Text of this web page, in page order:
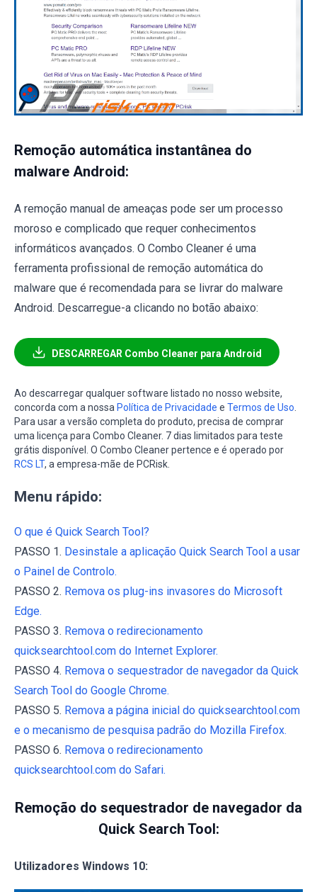
Remoção automática instantânea do
malware Android:
A remoção manual de ameaças pode ser um processo
moroso e complicado que requer conhecimentos
informáticos avançados. O Combo Cleaner é uma
ferramenta profissional de remoção automática do
malware que é recomendada para se livrar do malware
Android. Descarregue-a clicando no botão abaixo:
DESCARREGAR Combo Cleaner para Android
Ao descarregar qualquer software listado no nosso website,
concorda com a nossa Política de Privacidade e Termos de Uso
Para usar a versão completa do produto, precisa de comprar
uma licença para Combo Cleaner. 7 dias limitados para teste
grátis disponível. O Combo Cleaner pertence e é operado por
RCS LT, a empresa-mãe de PCRisk.
Menu rápido:
O que é Quick Search Tool?
PASSO 1. Desinstale a aplicação Quick Search Tool a usar
o Painel de Controlo.
PASSO 2. Remova os plug-ins invasores do Microsoft
Edge.
PASSO 3. Remova o redirecionamento
quicksearchtool.com do Internet Explorer.
PASSO 4. Remova o sequestrador de navegador da Quick
Search Tool do Google Chrome.
PASSO 5. Remova a página inicial do quicksearchtool.com
e o mecanismo de pesquisa padrão do Mozilla Firefox.
PASSO 6. Remova o redirecionamento
quicksearchtool.com do Safari.
Remoção do sequestrador de navegador da
Quick Search Tool:
Utilizadores Windows 10: